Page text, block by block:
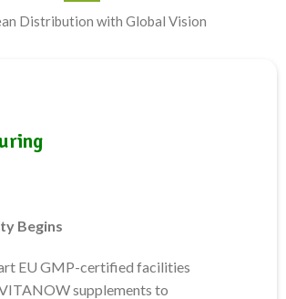
Distribution with Global Vision
Begins
EU GMP-certified facilities
supplements to